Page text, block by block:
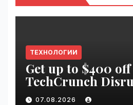
ТЕХНОЛОГИИ
Get up to $400
TechCrunch
pass until
07.08.2026